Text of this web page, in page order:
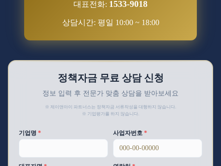
대표전화: 1533-9018
상담시간: 평일 10:00 ~ 18:00
정책자금 무료 상담 신청
정보 입력 후 전문가 맞춤 상담을 받아보세요
※ 제이앤아이 파트너스는 정책자금 서류작성을 대행하지 않습니다.
※ 기업평가를 하지 않습니다.
기업명 * 사업자번호 *